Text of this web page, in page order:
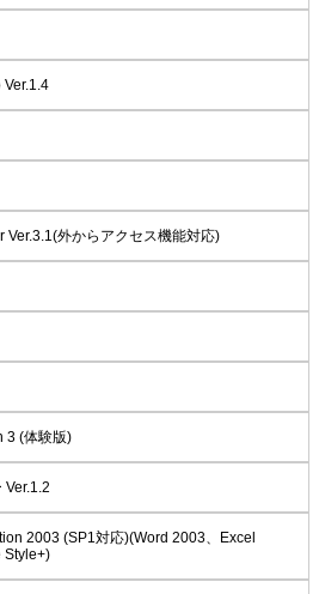
Ver.3.1(外からアクセス機能対応)
3 (体験版)
Ver.1.2
2003 (SP1対応)(Word 2003、Excel
Style+)